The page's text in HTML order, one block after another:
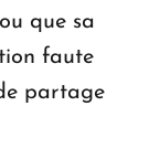
que sa
faute
partage